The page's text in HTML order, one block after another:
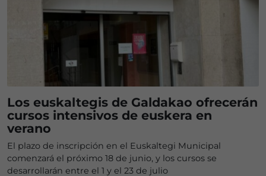
Los euskaltegis de Galdakao ofrecerán
cursos intensivos de euskera en
verano
El plazo de inscripción en el Euskaltegi Municipal
comenzará el próximo 18 de junio, y los cursos se
desarrollarán entre el 1 y el 23 de julio